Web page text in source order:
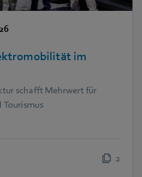
im
schafft Mehrwert für
2